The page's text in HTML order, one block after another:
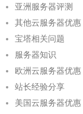
亚洲服务器评测
其他云服务器优惠
宝塔相关问题
服务器知识
欧洲云服务器优惠
站长经验分享
美国云服务器优惠